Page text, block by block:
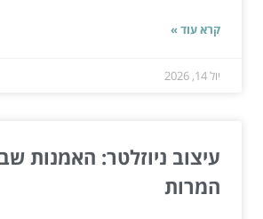
קרא עוד »
יול 14, 2026
עיצוב ניוזלטר: האמנות
המרות